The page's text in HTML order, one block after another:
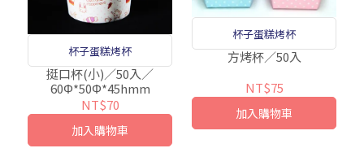
杯子蛋糕烤杯
挺口杯(小)／50入／
60Φ*50Φ*45hmm
NT$70
加入購物車
杯子蛋糕烤杯
方烤杯／50入
NT$75
加入購物車